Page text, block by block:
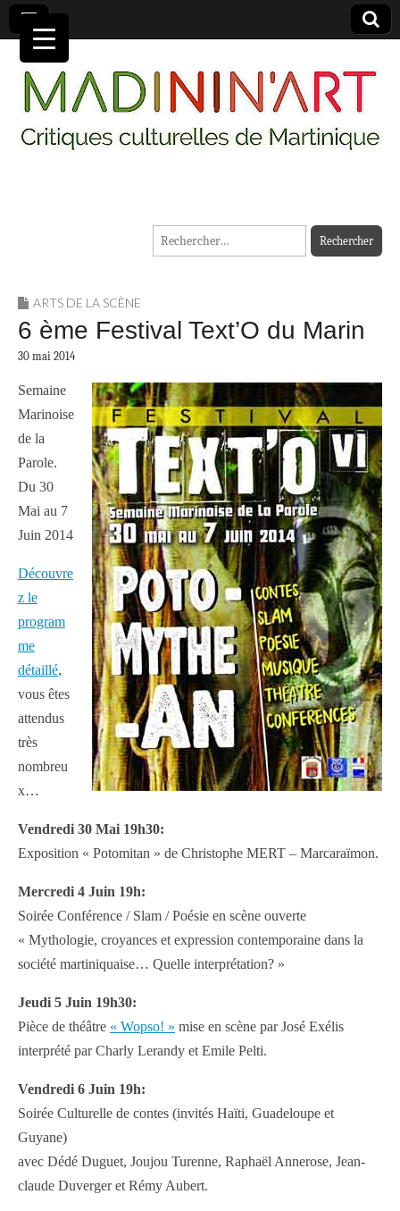
MADININ'ART
Rechercher :
ARTS DE LA SCÈNE
6 ème Festival Text’O du Marin
30 mai 2014
Semaine
Marinoise
de la
Parole.
Du 30
Mai au 7
Juin 2014
Découvre
z le
program
me
détaillé,
vous êtes
attendus
très
nombreu
x…
Vendredi 30 Mai 19h30:
Exposition « Potomitan » de Christophe MERT – Marcaraïmon.
Mercredi 4 Juin 19h:
Soirée Conférence / Slam / Poésie en scène ouverte
« Mythologie, croyances et expression contemporaine dans la
société martiniquaise… Quelle interprétation? »
Jeudi 5 Juin 19h30:
Pièce de théâtre « Wopso! » mise en scène par José Exélis
interprété par Charly Lerandy et Emile Pelti.
Vendredi 6 Juin 19h:
Soirée Culturelle de contes (invités Haïti, Guadeloupe et
Guyane)
avec Dédé Duguet, Joujou Turenne, Raphaël Annerose, Jean-
claude Duverger et Rémy Aubert.